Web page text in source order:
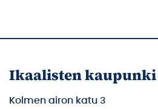
Ikaalisten kaupunki
Kolmen airon katu 3